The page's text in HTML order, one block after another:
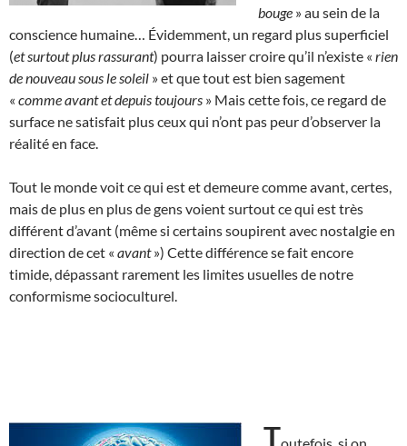
bouge » au sein de la
conscience humaine… Évidemment, un regard plus superficiel
(et surtout plus rassurant) pourra laisser croire qu’il n’existe « rien
de nouveau sous le soleil » et que tout est bien sagement
« comme avant et depuis toujours » Mais cette fois, ce regard de
surface ne satisfait plus ceux qui n’ont pas peur d’observer la
réalité en face.
Tout le monde voit ce qui est et demeure comme avant, certes,
mais de plus en plus de gens voient surtout ce qui est très
différent d’avant (même si certains soupirent avec nostalgie en
direction de cet « avant») Cette différence se fait encore
timide, dépassant rarement les limites usuelles de notre
conformisme socioculturel.
Toutefois, si on